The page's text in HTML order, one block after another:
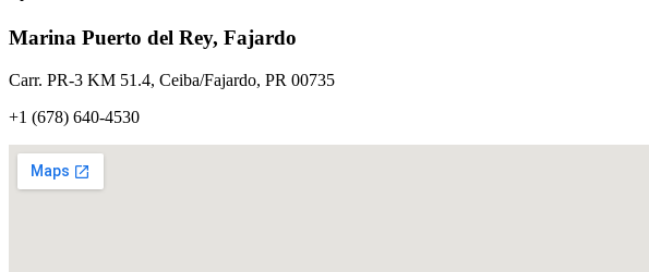
Marina Puerto del Rey, Fajardo
Carr. PR-3 KM 51.4, Ceiba/Fajardo, PR 00735
+1 (678) 640-4530